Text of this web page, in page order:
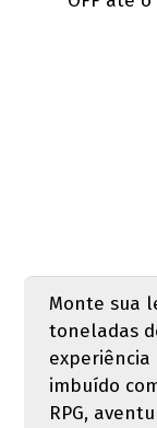
Monte sua
toneladas
imbuído
RPG,